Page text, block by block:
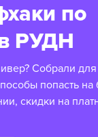
по
РУДН
Собрали
попасть на
скидки на